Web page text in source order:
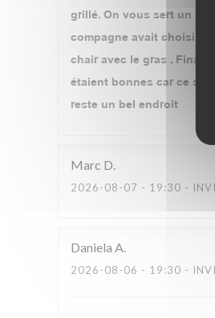
grillé. On vous sert un
compagne avait choisi le
chair avec le gras .
étaient bonnes car ce
reste un bel endroit
Marc D
2026-08-07 - 19:30 -
Daniela A
2026-08-06 - 19:30 -